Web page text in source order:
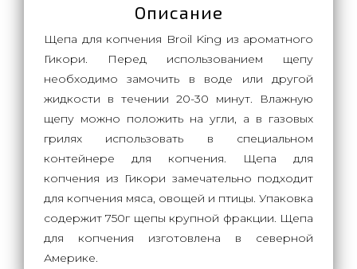
Описание
Щепа для копчения Broil King из ароматного
Гикори. Перед использованием щепу
необходимо замочить в воде или другой
жидкости в течении 20-30 минут. Влажную
щепу можно положить на угли, а в газовых
грилях использовать в специальном
контейнере для копчения. Щепа для
копчения из Гикори замечательно подходит
для копчения мяса, овощей и птицы. Упаковка
содержит 750г щепы крупной фракции. Щепа
для копчения изготовлена в северной
Америке.